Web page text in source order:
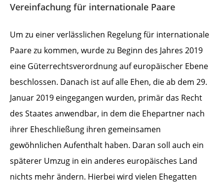
Vereinfachung für internationale Paare
Um zu einer verlässlichen Regelung für internationale
Paare zu kommen, wurde zu Beginn des Jahres 2019
eine Güterrechtsverordnung auf europäischer Ebene
beschlossen. Danach ist auf alle Ehen, die ab dem 29.
Januar 2019 eingegangen wurden, primär das Recht
des Staates anwendbar, in dem die Ehepartner nach
ihrer Eheschließung ihren gemeinsamen
gewöhnlichen Aufenthalt haben. Daran soll auch ein
späterer Umzug in ein anderes europäisches Land
nichts mehr ändern. Hierbei wird vielen Ehegatten